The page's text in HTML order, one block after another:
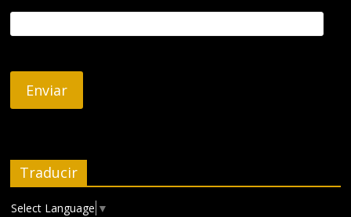
Traducir
Select Language ▼